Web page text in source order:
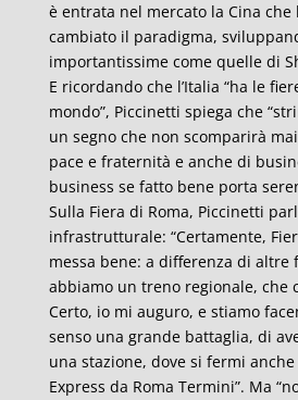
è entrata nel mercato la Cina
cambiato il paradigma,
importantissime come quelle di
E ricordando che l’Italia “ha le
mondo”, Piccinetti spiega che
un segno che non scomparirà
pace e fraternità e anche di
business se fatto bene porta
Sulla Fiera di Roma, Piccinetti
infrastrutturale: “Certamente,
messa bene: a differenza di altre
abbiamo un treno regionale, che
Certo, io mi auguro, e stiamo
senso una grande battaglia, di
una stazione, dove si fermi
Express da Roma Termini”. Ma